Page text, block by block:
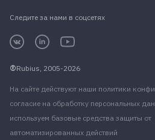
Следите за нами в соцсетях
Rubius, 2005-2026
На сайте действуют наши политики
согласие на обработку персональных
используем базовые средства защиты от
автоматизированных действий